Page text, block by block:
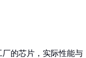
的芯片，实际性能与